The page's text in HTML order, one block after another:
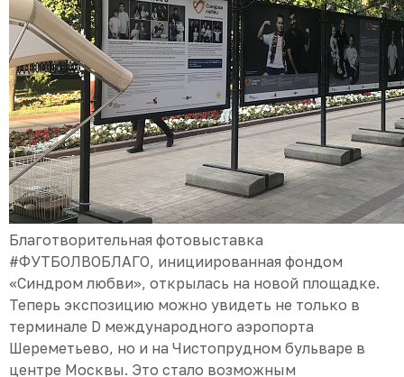
Благотворительная фотовыставка
#ФУТБОЛВОБЛАГО, инициированная фондом
«Синдром любви», открылась на новой площадке.
Теперь экспозицию можно увидеть не только в
терминале D международного аэропорта
Шереметьево, но и на Чистопрудном бульваре в
центре Москвы. Это стало возможным